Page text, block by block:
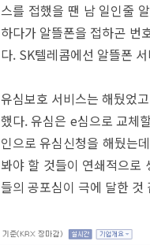
스를 접했을 땐 남 일인줄
하다가 알뜰폰을 접하곤 번
다. SK텔레콤에선 알뜰폰
유심보호 서비스는 해뒀었
했다. 유심은 e심으로 교체
인으로 유심신청을 해뒀는
봐야 할 것들이 연쇄적으로
들의 공포심이 극에 달한